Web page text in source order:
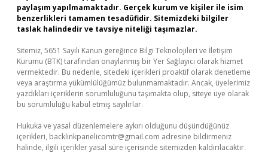
paylaşım yapılmamaktadır. Gerçek kurum ve kişiler ile isim
benzerlikleri tamamen tesadüfidir. Sitemizdeki bilgiler
taslak halindedir ve tavsiye niteliği taşımazlar.
Sitemiz, 5651 Sayılı Kanun gereğince Bilgi Teknolojileri ve İletişim
Kurumu (BTK) tarafından onaylanmış bir Yer Sağlayıcı olarak hizmet
vermektedir. Bu nedenle, sitedeki içerikleri proaktif olarak denetleme
veya araştırma yükümlülüğümüz bulunmamaktadır. Ancak, üyelerimiz
yazdıkları içeriklerin sorumluluğunu taşımakta olup, siteye üye olarak
bu sorumluluğu kabul etmiş sayılırlar.
Hukuka ve yasal düzenlemelere aykırı olduğunu düşündüğünüz
içerikleri, backlinkpanelicomtr@gmail.com adresine bildirmeniz
halinde, ilgili içerikler yasal süre içerisinde sitemizden kaldırılacaktır.